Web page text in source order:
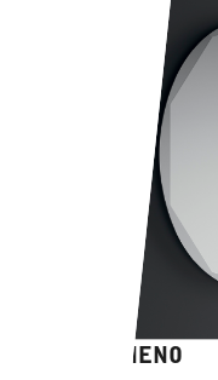
TRASIMENO